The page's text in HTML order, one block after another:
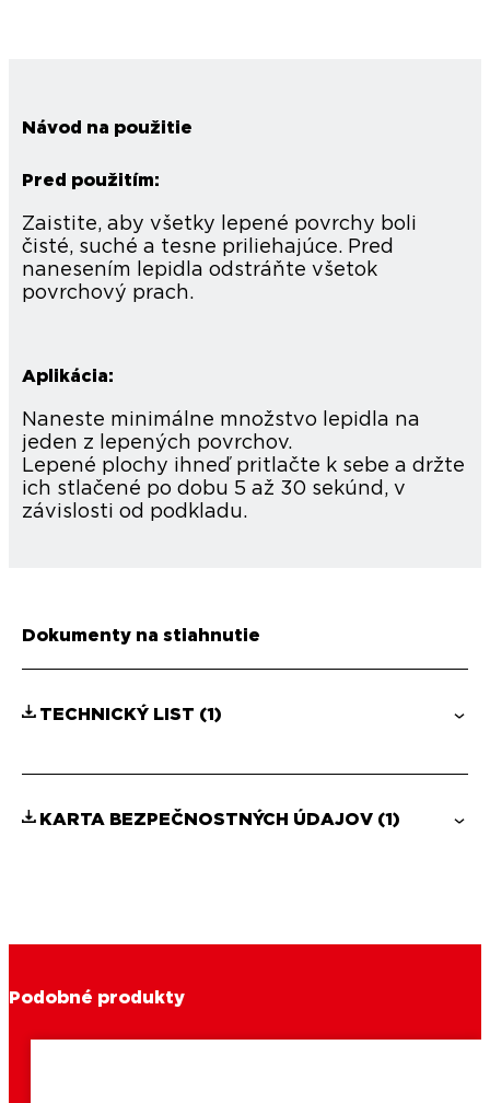
Návod na použitie
Pred použitím:
Zaistite, aby všetky lepené povrchy boli
čisté, suché a tesne priliehajúce. Pred
nanesením lepidla odstráňte všetok
povrchový prach.
Aplikácia:
Naneste minimálne množstvo lepidla na
jeden z lepených povrchov.
Lepené plochy ihneď pritlačte k sebe a držte
ich stlačené po dobu 5 až 30 sekúnd, v
závislosti od podkladu.
Dokumenty na stiahnutie
TECHNICKÝ LIST (1)
KARTA BEZPEČNOSTNÝCH ÚDAJOV (1)
Podobné produkty